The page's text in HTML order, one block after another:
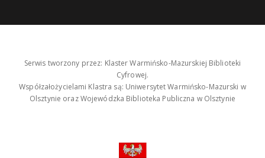
Serwis tworzony przez: Klaster Warmińsko-Mazurskiej Biblioteki
Cyfrowej.
Współzałożycielami Klastra są: Uniwersytet Warmińsko-Mazurski w
Olsztynie oraz Wojewódzka Biblioteka Publiczna w Olsztynie